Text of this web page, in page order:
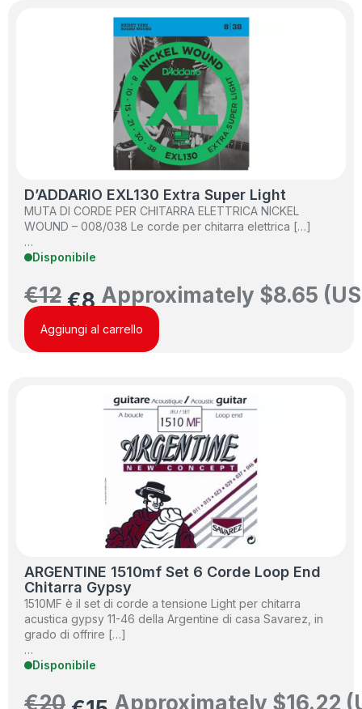
D’ADDARIO EXL130 Extra Super Light
MUTA DI CORDE PER CHITARRA ELETTRICA NICKEL
WOUND – 008/038 Le corde per chitarra elettrica […]
…
Disponibile
€12 €8 Approximately $8.65
Aggiungi al carrello
ARGENTINE 1510mf Set 6 Corde Loop End
Chitarra Gypsy
1510MF è il set di corde a tensione Light per chitarra
acustica gypsy 11-46 della Argentine di casa Savarez, in
grado di offrire […]
…
Disponibile
€20 Approximately $16.22